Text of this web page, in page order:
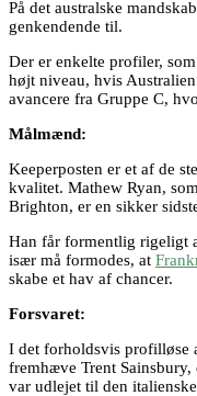
På det australske
genkendende til.
Der er enkelte profiler,
højt niveau, hvis
avancere fra Gruppe C,
Målmænd:
Keeperposten er et af de
kvalitet. Mathew Ryan,
Brighton, er en sikker
Han får formentlig rigeligt
især må formodes, at
skabe et hav af chancer.
Forsvaret:
I det forholdsvis profilløse
fremhæve Trent Sainsbury,
var udlejet til den